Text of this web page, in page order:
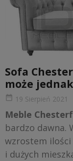
Sofa
może
date_range 19 Sierpień 2021
Meble
bardzo dawna.
wzrostem ilości
i dużych